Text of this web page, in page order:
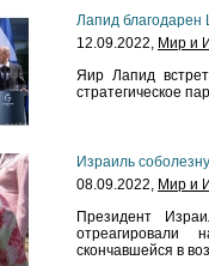
Лапид благодарен
12.09.2022, Мир и
Яир Лапид
стратегическое
Израиль
08.09.2022, Мир и
Президент
отреагировали
скончавшейся в